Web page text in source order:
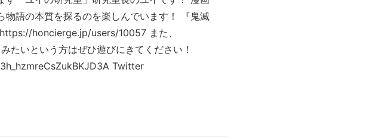
語の本質を探るのを楽しんでいます！ 『鬼滅
honcierge.jp/users/10057 また、
いという方はぜひ遊びにきてください！
Twitter